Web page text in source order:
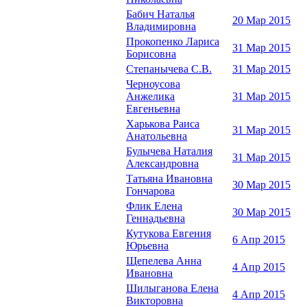
Бабич Наталья
Владимировна
20 Мар 2015
Прокопенко Лариса
Борисовна
31 Мар 2015
Степанычева С.В.
31 Мар 2015
Черноусова
Анжелика
Евгеньевна
31 Мар 2015
Харькова Раиса
Анатольевна
31 Мар 2015
Булычева Наталия
Александровна
31 Мар 2015
Татьяна Ивановна
Гончарова
30 Мар 2015
Флик Елена
Геннадьевна
30 Мар 2015
Кутукова Евгения
Юрьевна
6 Апр 2015
Щепелева Анна
Ивановна
4 Апр 2015
Шилыганова Елена
Викторовна
4 Апр 2015